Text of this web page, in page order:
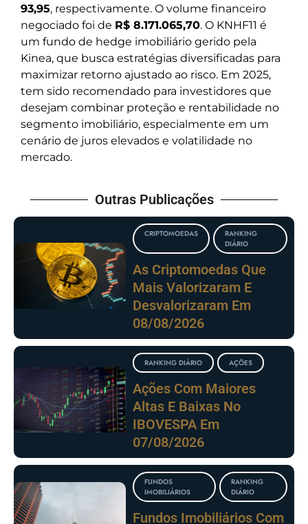
93,95, respectivamente. O volume financeiro
negociado foi de R$ 8.171.065,70. O KNHF11 é
um fundo de hedge imobiliário gerido pela
Kinea, que busca estratégias diversificadas para
maximizar retorno ajustado ao risco. Em 2025,
tem sido recomendado para investidores que
desejam combinar proteção e rentabilidade no
segmento imobiliário, especialmente em um
cenário de juros elevados e volatilidade no
mercado.
Outras Publicações
CRIPTOMOEDAS
RANKING
DIÁRIO
As Criptomoedas Que
Mais Valorizaram E
Desvalorizaram Em
08/08/2026
RANKING DIÁRIO AÇÕES
Ações Com Maiores
Altas E Baixas No
IBOVESPA Em
07/08/2026
FUNDOS
IMOBILIÁRIOS
RANKING
DIÁRIO
Fundos Imobiliários Com